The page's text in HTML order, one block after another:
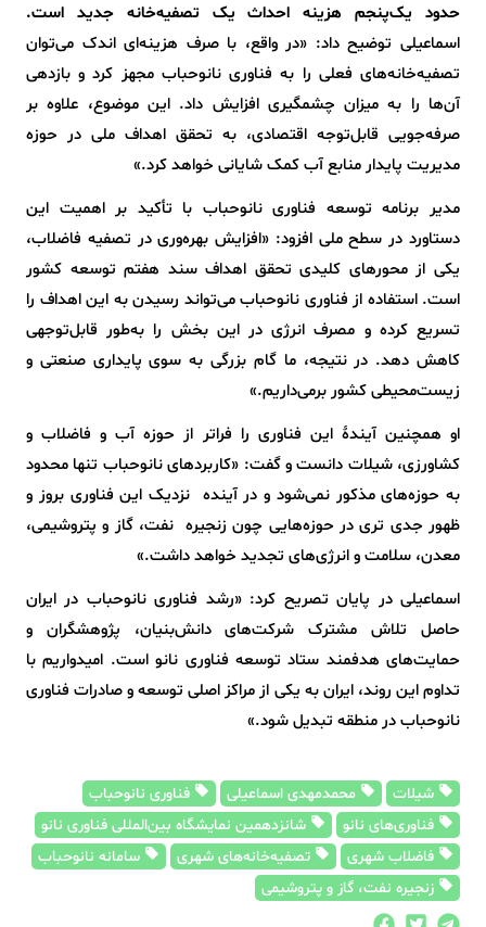
حدود یک‌پنجم هزینه احداث یک تصفیه‌خانه جدید است.
اسماعیلی توضیح داد: «در واقع، با صرف هزینه‌ای اندک می‌توان
تصفیه‌خانه‌های فعلی را به فناوری نانوحباب مجهز کرد و بازدهی
آن‌ها را به میزان چشمگیری افزایش داد. این موضوع، علاوه بر
صرفه‌جویی قابل‌توجه اقتصادی، به تحقق اهداف ملی در حوزه
مدیریت پایدار منابع آب کمک شایانی خواهد کرد.»
مدیر برنامه توسعه فناوری نانوحباب با تأکید بر اهمیت این
دستاورد در سطح ملی افزود: «افزایش بهره‌وری در تصفیه فاضلاب،
یکی از محورهای کلیدی تحقق اهداف سند هفتم توسعه کشور
است. استفاده از فناوری نانوحباب می‌تواند رسیدن به این اهداف را
تسریع کرده و مصرف انرژی در این بخش را به‌طور قابل‌توجهی
کاهش دهد. در نتیجه، ما گام بزرگی به سوی پایداری صنعتی و
زیست‌محیطی کشور برمی‌داریم.»
او همچنین آیندهٔ این فناوری را فراتر از حوزه آب و فاضلاب و
کشاورزی، شیلات دانست و گفت: «کاربردهای نانوحباب تنها محدود
به حوزه‌های مذکور نمی‌شود و در آینده نزدیک این فناوری بروز و
ظهور جدی تری در حوزه‌هایی چون زنجیره نفت، گاز و پتروشیمی،
معدن، سلامت و انرژی‌های تجدید خواهد داشت.»
اسماعیلی در پایان تصریح کرد: «رشد فناوری نانوحباب در ایران
حاصل تلاش مشترک شرکت‌های دانش‌بنیان، پژوهشگران و
حمایت‌های هدفمند ستاد توسعه فناوری نانو است. امیدواریم با
تداوم این روند، ایران به یکی از مراکز اصلی توسعه و صادرات فناوری
نانوحباب در منطقه تبدیل شود.»
شیلات محمدمهدی اسماعیلی
فناوری نانوحباب
فناوری‌های نانو
شانزدهمین نمایشگاه بین‌المللی فناوری نانو
فاضلاب شهری
تصفیه‌خانه‌های شهری
سامانه نانوحباب
زنجیره نفت، گاز و پتروشیمی